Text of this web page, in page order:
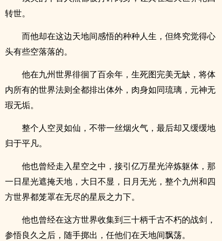
转世。
而他却在这边天地间感悟的种种人生，但终究觉得心
头有些空落落的。
他在九州世界徘徊了百余年，生死图完美无缺，将体
内所有的世界法则全都排出体外，肉身如同琉璃，元神无
瑕无垢。
整个人空灵如仙，不带一丝烟火气，最后却又缓缓地
归于平凡。
他也曾经走入星空之中，接引亿万星光淬炼躯体，那
一日星光遮掩天地，大日不显，日月无光，整个九州和四
方世界都笼罩在无尽的星辰之力下。
他也曾经在这方世界收集到三十柄千古不朽的战剑，
参悟良久之后，随手掷出，任他们在天地间飘荡。